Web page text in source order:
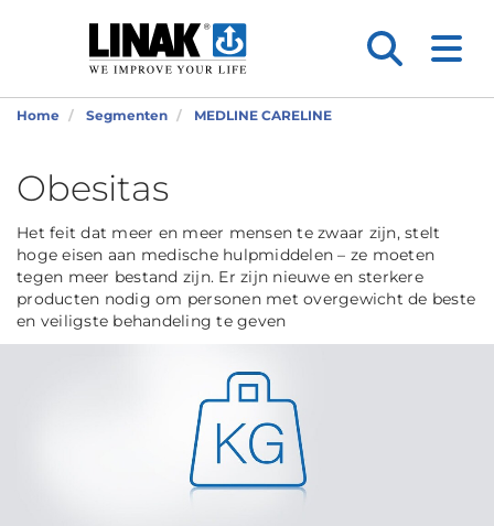
Home Segmenten MEDLINE CARELINE
Obesitas
Het feit dat meer en meer mensen te zwaar zijn, stelt
hoge eisen aan medische hulpmiddelen – ze moeten
tegen meer bestand zijn. Er zijn nieuwe en sterkere
producten nodig om personen met overgewicht de beste
en veiligste behandeling te geven